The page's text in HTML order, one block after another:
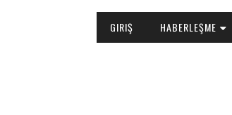
GIRIŞ HABERLEŞME